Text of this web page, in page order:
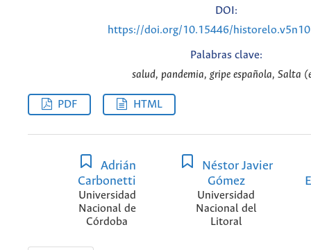
DOI:
https://doi.org/10.15446/
Palabras clave:
salud, pandemia, gripe española, Salta
PDF HTML
Adrián
Carbonetti
Universidad
Nacional de
Córdoba
Néstor Javier
Gómez
Universidad
Nacional del
Litoral